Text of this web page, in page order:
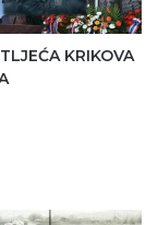
KRIKOVA